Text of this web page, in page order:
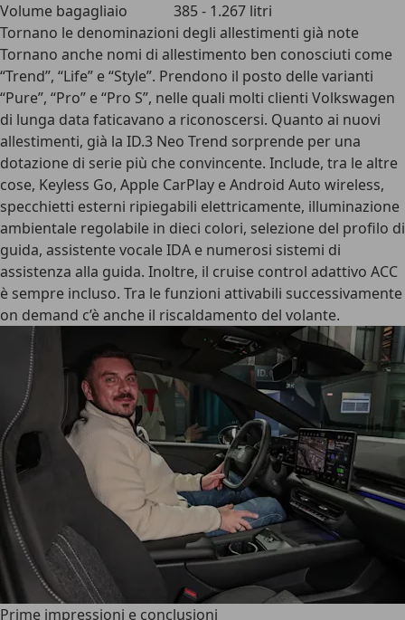
Volume bagagliaio
385 - 1.267 litri
Tornano le denominazioni degli allestimenti già note
Tornano anche nomi di allestimento ben conosciuti come
“Trend”, “Life” e “Style”. Prendono il posto delle varianti
“Pure”, “Pro” e “Pro S”, nelle quali molti clienti Volkswagen
di lunga data faticavano a riconoscersi. Quanto ai nuovi
allestimenti, già la ID.3 Neo Trend sorprende per una
dotazione di serie più che convincente. Include, tra le altre
cose, Keyless Go, Apple CarPlay e Android Auto wireless,
specchietti esterni ripiegabili elettricamente, illuminazione
ambientale regolabile in dieci colori, selezione del profilo di
guida, assistente vocale IDA e numerosi sistemi di
assistenza alla guida. Inoltre, il cruise control adattivo ACC
è sempre incluso. Tra le funzioni attivabili successivamente
on demand c’è anche il riscaldamento del volante.
Prime impressioni e conclusioni